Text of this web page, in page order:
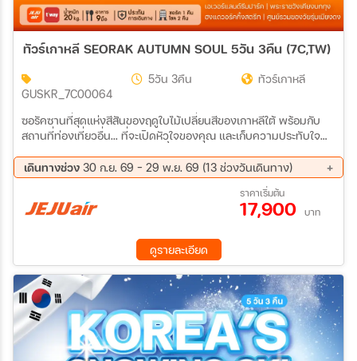
เฉพาะเดือน
เฉพาะเทศกาล
ระหว่าง
ทัวร์เกาหลี SEORAK AUTUMN SOUL 5วัน 3คืน (7C,TW)
GUSKR_7C00064
5วัน 3คืน ทัวร์เกาหลี
ซอรัคซานที่สุดแห่งสีสันของฤดูใบไม้เปลี่ยนสีของเกาหลีใต้ พร้อมกับ
สถานที่ท่องเที่ยวอื่น... ที่จะเปิดหัวใจของคุณ และเก็บความประทับใจ
เดินทางช่วง 30 ก.ย. 69 - 29 พ.ย. 69 (13 ช่วงวันเดินทาง)
07 ต.ค. 69 - 11 ต.ค. 69
09 ต.ค. 69 - 13 ต.ค. 69
14 ต.ค. 69 - 18 ต.ค. 69
16 ต.ค. 69 - 20 ต.ค. 69
21 ต.ค. 69 - 25 ต.ค. 69
28 ต.ค. 69 - 01 พ.ย. 69
04 พ.ย. 69 - 08 พ.ย. 69
11 พ.ย. 69 - 15 พ.ย. 69
18 พ.ย. 69 - 22 พ.ย. 69
25 พ.ย. 69 - 29 พ.ย. 69
ราคาเริ่มต้น
17,900 บาท
ดูรายละเอียด